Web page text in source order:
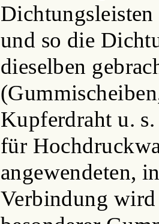
Dichtungsleisten
und so die
dieselben
Kupferdraht u.
für
angewendeten,
Verbindung wird